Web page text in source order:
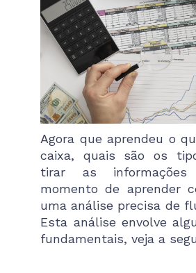
Agora que aprendeu o
caixa, quais são os
tirar as
momento de aprender
uma análise precisa de
Esta análise envolve
fundamentais, veja a